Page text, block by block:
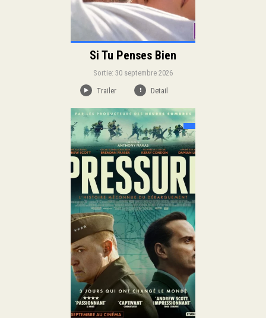
Si Tu Penses Bien
Sortie: 30 septembre 2026
Trailer
Detail
Sortie:
Genre:
Historique
Thriller
Duration:
Langue: